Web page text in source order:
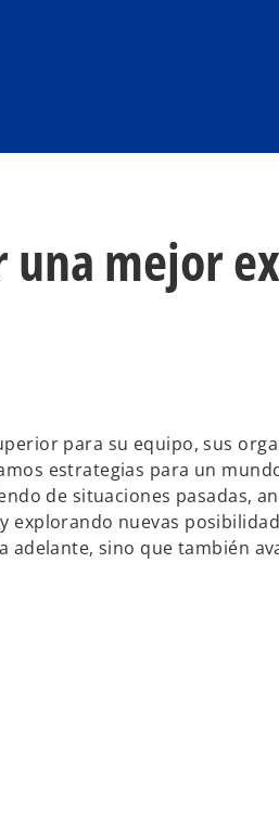
mejor
para su equipo, sus
estrategias para un
de situaciones pasadas,
explorando nuevas
adelante, sino que también